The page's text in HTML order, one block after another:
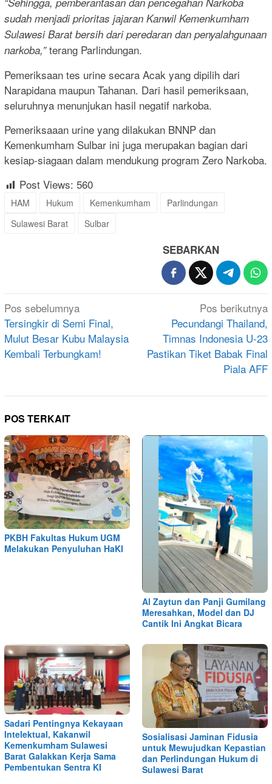
sudah menjadi prioritas jajaran Kanwil Kemenkumham
Sulawesi Barat bersih dari peredaran dan penyalahgunaan
narkoba,”terang Parlindungan.
Pemeriksaan tes urine secara Acak yang dipilih dari
Narapidana maupun Tahanan. Dari hasil pemeriksaan,
seluruhnya menunjukan hasil negatif narkoba.
Pemeriksaaan urine yang dilakukan BNNP dan
Kemenkumham Sulbar ini juga merupakan bagian dari
kesiap-siagaan dalam mendukung program Zero Narkoba.
Post Views: 560
HAM Hukum Kemenkumham
Parlindungan
Sulawesi Barat
Sulbar
SEBARKAN
Navigasi
pos
Pos sebelumnya
Tersingkir di Semi Final,
Mulut Besar Kubu Malaysia
Kembali Terbungkam!
Pos berikutnya
Pecundangi Thailand,
Timnas Indonesia U-23
Pastikan Tiket Babak Final
Piala AFF
POS TERKAIT
PKBH Fakultas Hukum UGM
Melakukan Penyuluhan HaKI
Al Zaytun dan Panji Gumilang
Meresahkan, Model dan DJ
Cantik Ini Angkat Bicara
Sadari Pentingnya Kekayaan
Intelektual, Kakanwil
Kemenkumham Sulawesi
Barat Galakkan Kerja Sama
Pembentukan Sentra KI
Sosialisasi Jaminan Fidusia
untuk Mewujudkan Kepastian
dan Perlindungan Hukum di
Sulawesi Barat